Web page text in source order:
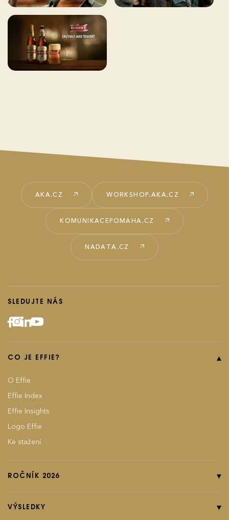
AKA.CZ WORKSHOP.AKA.CZ
KOMUNIKACEPOMAHA.CZ
NADATA.CZ
SLEDUJTE NÁS
CO JE EFFIE?
O Effie
Effie Index
Effie Insights
Logo Effie
Ke stažení
ROČNÍK 2026
Pravidla soutěže
VÝSLEDKY